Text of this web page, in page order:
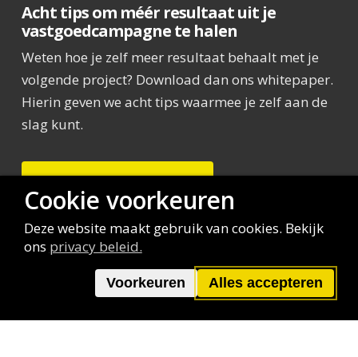
Acht tips om méér resultaat uit je
vastgoedcampagne te halen
Weten hoe je zelf meer resultaat behaalt met je
volgende project? Download dan ons whitepaper.
Hierin geven we acht tips waarmee je zelf aan de
slag kunt.
Download de whitepaper
facebook
Cookie voorkeuren
Deze website maakt gebruik van cookies. Bekijk
ons privacy beleid.
Voorkeuren Alles accepteren